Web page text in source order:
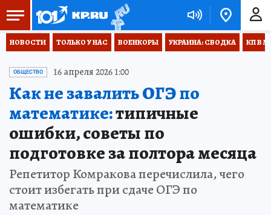
НОВОСТИ ТОЛЬКО У НАС ВОЕНКОРЫ УКРАИНА: СВОДКА КП В
ОБЩЕСТВО 16 апреля 2026 1:00
Как не завалить ОГЭ по
математике:типичные
ошибки, советы по
подготовке за полтора месяца
Репетитор Комракова перечислила, чего
стоит избегать при сдаче ОГЭ по
математике